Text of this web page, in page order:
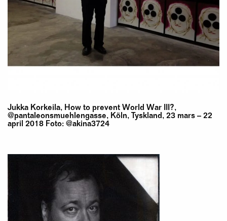
Jukka Korkeila, How to prevent World War III?,
@pantaleonsmuehlengasse, Köln, Tyskland, 23 mars – 22
april 2018 Foto: @akina3724